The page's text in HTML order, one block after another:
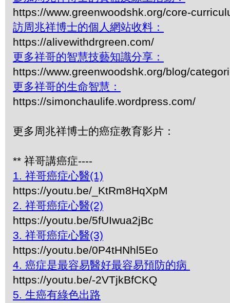
https://www.greenwoodshk.org/core-
訪周兆祥博士的個人網站收料：
https://alivewithdrgreen.com/
更多祥哥的智慧技藝知識分享：
https://www.greenwoodshk.org/blog/
更多祥哥的生命智慧：
https://simonchaulife.wordpress.com/
更多周兆祥博士的癌症教育影片：
** 祥哥講癌症----
1. 祥哥癌症心醫(1)
https://youtu.be/_KtRm8HqXpM
2. 祥哥癌症心醫(2)
https://youtu.be/5fUIwua2jBc
3. 祥哥癌症心醫(3)
https://youtu.be/0P4tHNhl5Eo
4. 癌症是最容易醫好最容易預防的病
https://youtu.be/-2VTjkBfCKQ
5. 生癌有綠色出路